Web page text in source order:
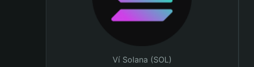
Ví Solana (SOL)